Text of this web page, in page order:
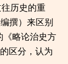
历史的重
撰）来区别
《略论治史方
的区分，认为